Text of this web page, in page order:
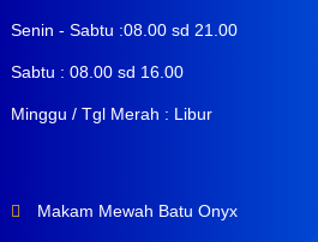
Senin - Sabtu :08.00 sd 21.00
Sabtu : 08.00 sd 16.00
Minggu / Tgl Merah : Libur
Makam Mewah Batu Onyx